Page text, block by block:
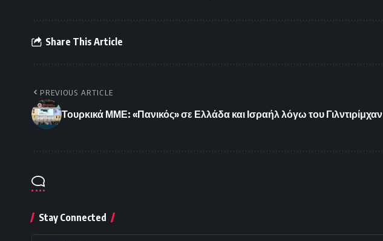
Share This Article
PREVIOUS ARTICLE
Τουρκικά ΜΜΕ: «Πανικός» σε Ελλάδα και Ισραήλ λόγω του Γιλντιρίμχαν
Stay Connected